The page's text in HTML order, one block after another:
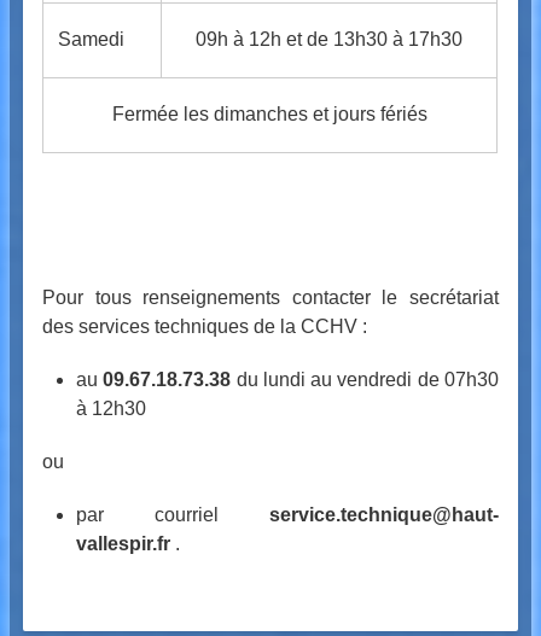
Samedi 09h à 12h et de 13h30 à 17h30
Fermée les dimanches et jours fériés
Pour tous renseignements contacter le secrétariat
des services techniques de la CCHV :
au09.67.18.73.38 du lundi au vendredi de 07h30
à 12h30
ou
par courriel service.technique@haut-
vallespir.fr .